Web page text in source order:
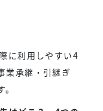
に利用しやすい4
業承継・引継ぎ